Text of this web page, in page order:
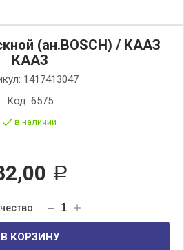
(ан.BOSCH) / КААЗ
КААЗ
1417413047
Код: 6575
в наличии
Р
В КОРЗИНУ